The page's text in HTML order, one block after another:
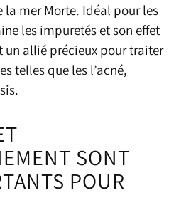
la mer Morte. Idéal pour les
les impuretés et son effet
allié précieux pour traiter
telles que les l’acné,
SONT
POUR